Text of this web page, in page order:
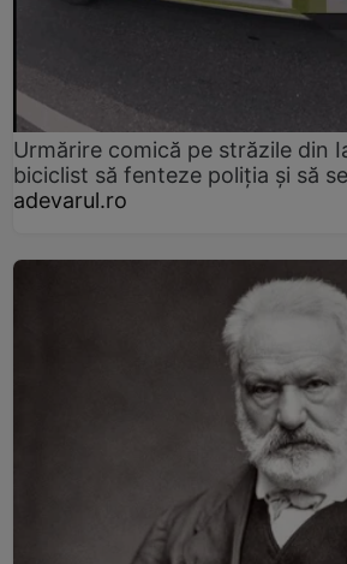
Urmărire comică pe străzile din
biciclist să fenteze poliția și să
adevarul.ro